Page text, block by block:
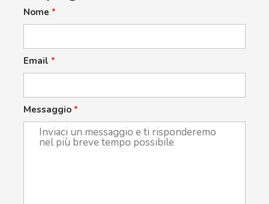
Nome *
Email *
Messaggio *